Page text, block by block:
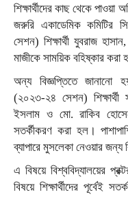
শিক্ষার্থীদের কাছ থেকে
জরুরি একাডেমিক কমিটির
সেশন) শিক্ষার্থী যুবরাজ
মাজীকে সাময়িক বহিষ্কার করা
অন্য বিজ্ঞপ্তিতে জানানো
(২০২৩-২৪ সেশন)
ইসলাম ও মো. রাকিব
সতর্কীকরণ করা হল।
ব্যাপারে মুসলেকা নেওয়ার জন্য
এ বিষয়ে বিশ্ববিদ্যালয়ের
বিষয়ে শিক্ষার্থীদের পূর্বেই